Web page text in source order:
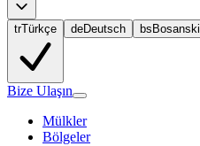
trTürkçe deDeutsch bs Bosanski
Bize Ulaşın
Mülkler
Bölgeler